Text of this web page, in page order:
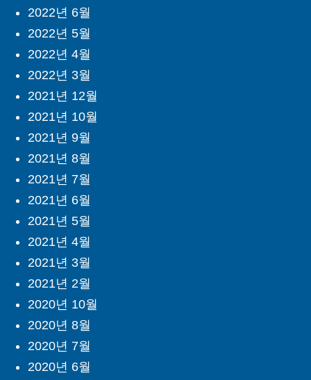
2022년 6월
2022년 5월
2022년 4월
2022년 3월
2021년 12월
2021년 10월
2021년 9월
2021년 8월
2021년 7월
2021년 6월
2021년 5월
2021년 4월
2021년 3월
2021년 2월
2020년 10월
2020년 8월
2020년 7월
2020년 6월